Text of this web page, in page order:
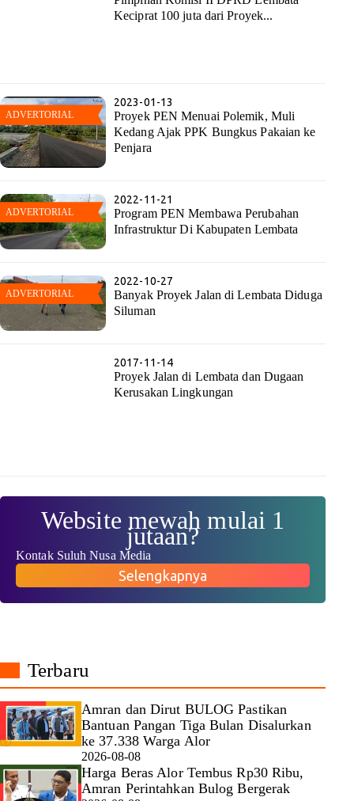
Keciprat 100 juta dari Proyek...
2023-01-13
Proyek PEN Menuai Polemik, Muli
Kedang Ajak PPK Bungkus Pakaian ke
Penjara
2022-11-21
Program PEN Membawa Perubahan
Infrastruktur Di Kabupaten Lembata
2022-10-27
Banyak Proyek Jalan di Lembata Diduga
Siluman
2017-11-14
Proyek Jalan di Lembata dan Dugaan
Kerusakan Lingkungan
Website mewah mulai 1
jutaan?
Kontak Suluh Nusa Media
Selengkapnya
Terbaru
Amran dan Dirut BULOG Pastikan
Bantuan Pangan Tiga Bulan Disalurkan
ke 37.338 Warga Alor
2026-08-08
Harga Beras Alor Tembus Rp30 Ribu,
Amran Perintahkan Bulog Bergerak